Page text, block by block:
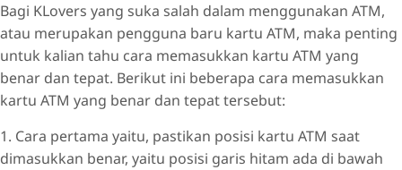
Bagi KLovers yang suka salah dalam menggunakan ATM,
atau merupakan pengguna baru kartu ATM, maka penting
untuk kalian tahu cara memasukkan kartu ATM yang
benar dan tepat. Berikut ini beberapa cara memasukkan
kartu ATM yang benar dan tepat tersebut:
1. Cara pertama yaitu, pastikan posisi kartu ATM saat
dimasukkan benar, yaitu posisi garis hitam ada di bawah